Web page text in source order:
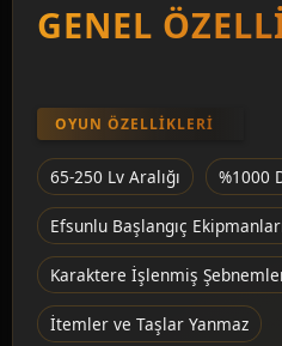
GENEL
OYUN ÖZELLIKLERI
65-250 Lv Aralığı %1000
Efsunlu Başlangıç
Karaktere İşlenmiş
İtemler ve Taşlar Yanmaz